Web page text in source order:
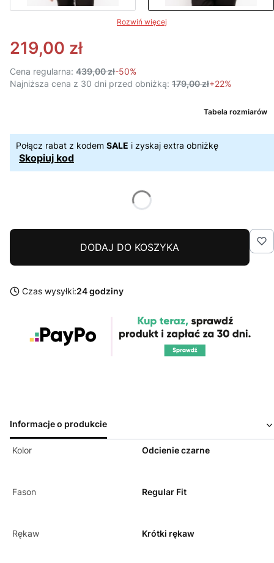
Rozwiń więcej
219,00 zł
Cena regularna: 439,00 zł-50%
Najniższa cena z 30 dni przed obniżką: 179,00 zł+22%
Tabela rozmiarów
Połącz rabat z kodem SALE i zyskaj extra obniżkę
Skopiuj kod
DODAJ DO KOSZYKA
Czas wysyłki:24 godziny
Informacje o produkcie
Kolor Odcienie czarne
Fason Regular Fit
Rękaw Krótki rękaw